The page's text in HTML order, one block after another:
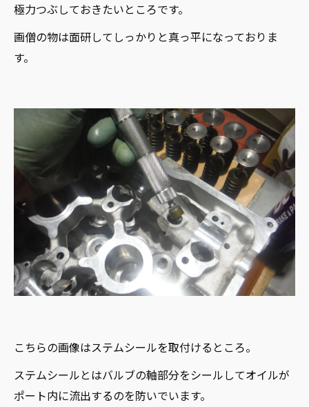
極力つぶしておきたいところです。
画僧の物は面研してしっかりと真っ平になっておりま
す。
こちらの画像はステムシールを取付けるところ。
ステムシールとはバルブの軸部分をシールしてオイルが
ポート内に流出するのを防いでいます。